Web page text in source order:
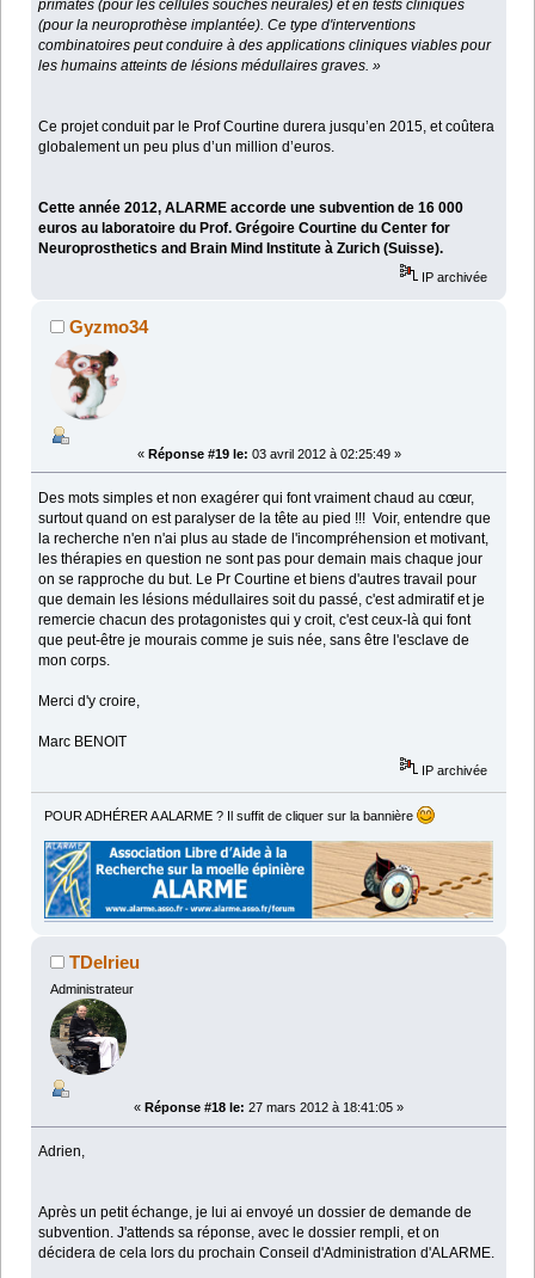
primates (pour les cellules souches neurales) et en tests cliniques
(pour la neuroprothèse implantée). Ce type d'interventions
combinatoires peut conduire à des applications cliniques viables pour
les humains atteints de lésions médullaires graves. »
Ce projet conduit par le Prof Courtine durera jusqu’en 2015, et coûtera
globalement un peu plus d’un million d’euros.
Cette année 2012, ALARME accorde une subvention de 16 000
euros au laboratoire du Prof. Grégoire Courtine du Center for
Neuroprosthetics and Brain Mind Institute à Zurich (Suisse).
IP archivée
Gyzmo34
« Réponse #19 le: 03 avril 2012 à 02:25:49 »
Des mots simples et non exagérer qui font vraiment chaud au cœur,
surtout quand on est paralyser de la tête au pied !!! Voir, entendre que
la recherche n'en n'ai plus au stade de l'incompréhension et motivant,
les thérapies en question ne sont pas pour demain mais chaque jour
on se rapproche du but. Le Pr Courtine et biens d'autres travail pour
que demain les lésions médullaires soit du passé, c'est admiratif et je
remercie chacun des protagonistes qui y croit, c'est ceux-là qui font
que peut-être je mourais comme je suis née, sans être l'esclave de
mon corps.
Merci d'y croire,
Marc BENOIT
IP archivée
POUR ADHÉRER A ALARME ? Il suffit de cliquer sur la bannière
TDelrieu
Administrateur
« Réponse #18 le: 27 mars 2012 à 18:41:05 »
Adrien,
Après un petit échange, je lui ai envoyé un dossier de demande de
subvention. J'attends sa réponse, avec le dossier rempli, et on
décidera de cela lors du prochain Conseil d'Administration d'ALARME.